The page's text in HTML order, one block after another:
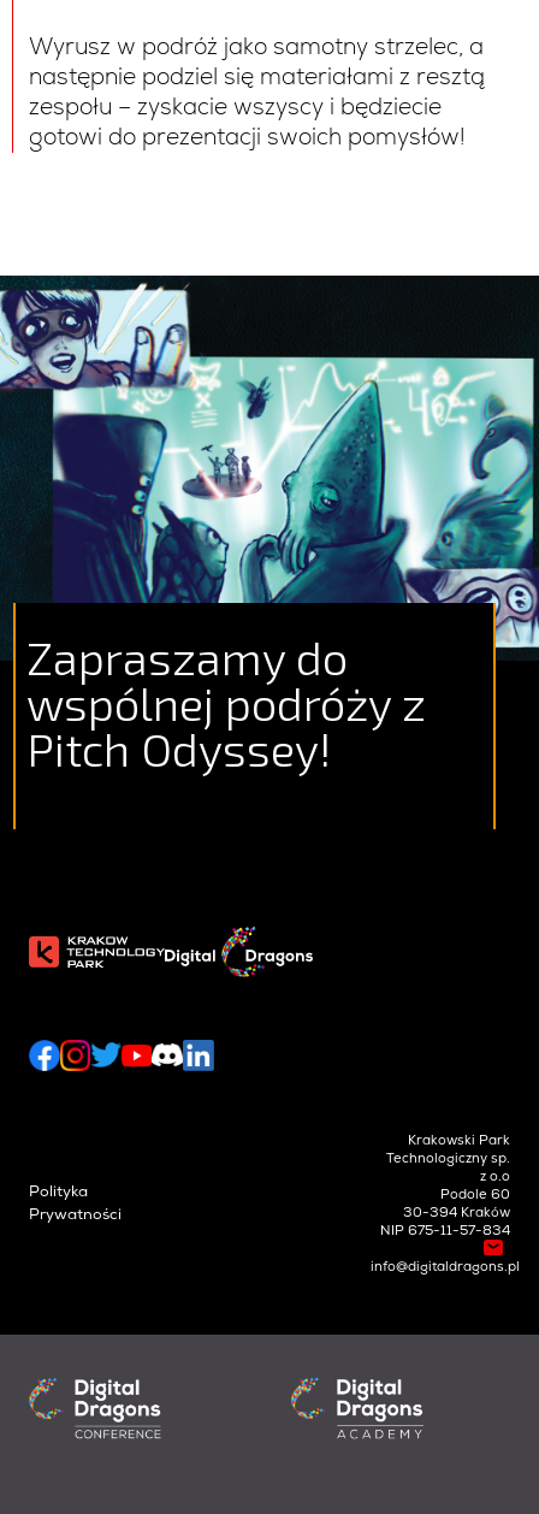
Wyrusz w podróż jako samotny strzelec, a
następnie podziel się materiałami z resztą
zespołu – zyskacie wszyscy i będziecie
gotowi do prezentacji swoich pomysłów!
Zapraszamy do
wspólnej podróży z
Pitch Odyssey!
Polityka
Prywatności
Krakowski Park
Technologiczny sp.
z o.o
Podole 60
30-394 Kraków
NIP 675-11-57-834
info@digitaldragons.pl